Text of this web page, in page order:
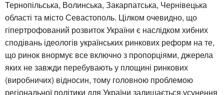
Тернопільська, Волинська, Закарпатська, Чернівецька
області та місто Севастополь. Цілком очевидно, що
гіпертрофований розвиток України є наслідком хибних
сподівань ідеологів українських ринкових реформ на те,
що ринок внормує все включно з пропорціями, джерела
яких не завжди перебувають у площині ринкових
(виробничих) відносин, тому головною проблемою
регіональної політики для України залишається усунення